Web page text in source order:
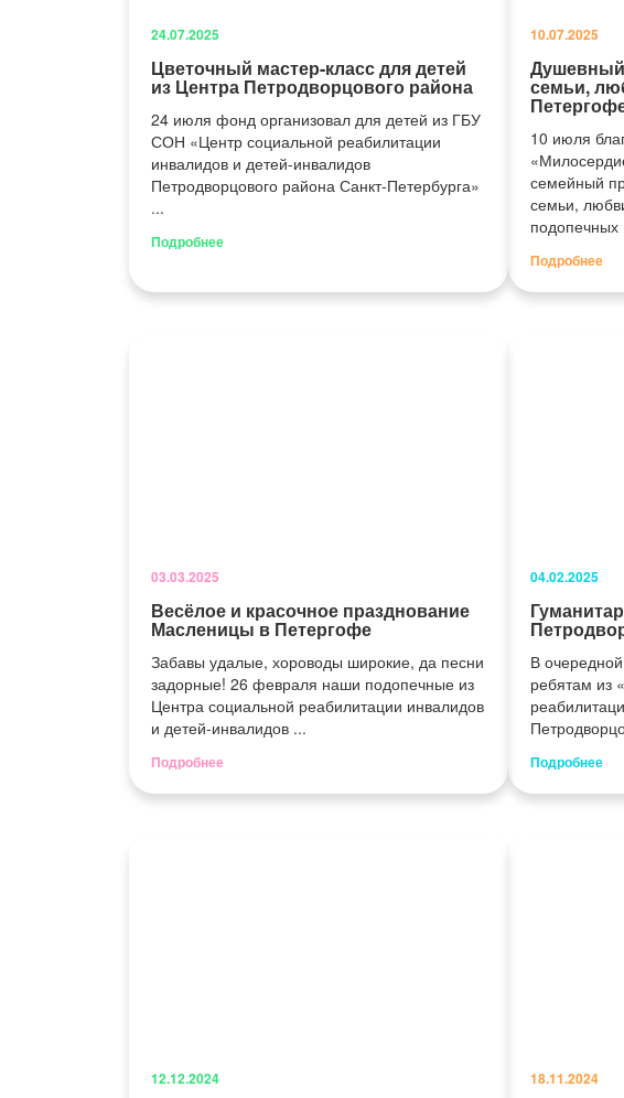
24.07.2025
Цветочный мастер-класс для детей
из Центра Петродворцового района
24 июля фонд организовал для детей из ГБУ
СОН «Центр социальной реабилитации
инвалидов и детей-инвалидов
Петродворцового района Санкт-Петербурга»
...
Подробнее
10.07.2025
Душевный
семьи,
10 июля
семейный
семьи,
подопечных
Подробнее
03.03.2025
Весёлое и красочное празднование
Масленицы в Петергофе
Забавы удалые, хороводы широкие, да песни
задорные! 26 февраля наши подопечные из
Центра социальной реабилитации инвалидов
и детей-инвалидов ...
Подробнее
04.02.2025
В
ребятам из
Подробнее
12.12.2024 18.11.2024